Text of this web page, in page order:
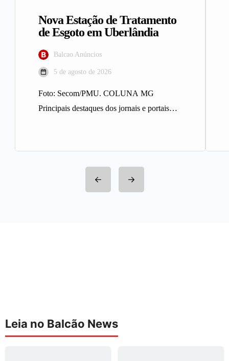
Nova Estação de Tratamento
de Esgoto em Uberlândia
Balcao Anúncios
5 de agosto de 2026
Foto: Secom/PMU. COLUNA MG
Principais destaques dos jornais e portais
Leia no Balcão News